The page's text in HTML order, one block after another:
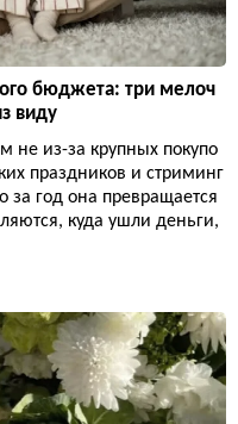
бюджета: три мелоч
виду
из-за крупных покупо
праздников и стриминг
за год она превращается
куда ушли деньги,